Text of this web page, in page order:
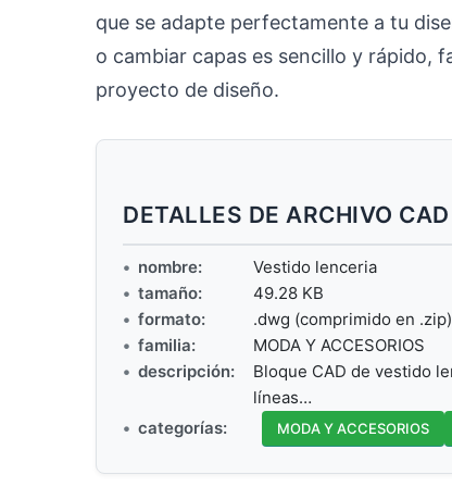
que se adapte perfectamente a tu
o cambiar capas es sencillo y rápido,
proyecto de diseño.
DETALLES DE ARCHIVO CAD
nombre:
Vestido lenceria
tamaño:
49.28 KB
formato:
.dwg (comprimido en .zip)
familia:
MODA Y ACCESORIOS
descripción:
Bloque CAD de vestido
líneas…
categorías:
MODA Y ACCESORIOS